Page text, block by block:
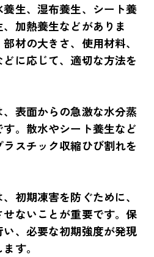
生、湿布養生、シート養
加熱養生などがありま
材の大きさ、使用材料、
に応じて、適切な方法を
表面からの急激な水分蒸
。散水やシート養生など
スチック収縮ひび割れを
初期凍害を防ぐために、
ないことが重要です。保
、必要な初期強度が発現
す。